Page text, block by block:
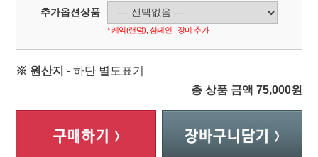
추가옵션상품
* 케익(랜덤), 샴페인 , 장미 추가
※ 원산지 - 하단 별도표기
총 상품 금액 75,000원